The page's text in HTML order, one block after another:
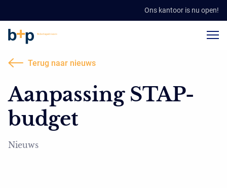
Ons kantoor is nu open!
Terug naar nieuws
Aanpassing STAP-
budget
Nieuws